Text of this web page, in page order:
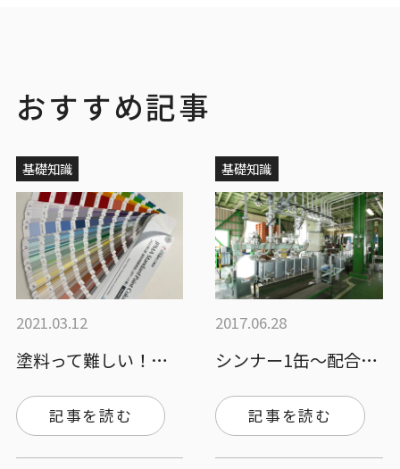
おすすめ記事
基礎知識
2021.03.12
塗料って難しい！注文する時には色だけを伝…
記事を読む
基礎知識
2017.06.28
シンナー1缶～配合します
記事を読む